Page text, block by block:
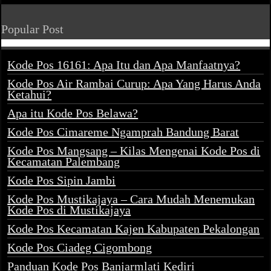
Popular Post
Kode Pos 16161: Apa Itu dan Apa Manfaatnya?
Kode Pos Air Rambai Curup: Apa Yang Harus Anda
Ketahui?
Apa itu Kode Pos Belawa?
Kode Pos Cimareme Ngamprah Bandung Barat
Kode Pos Mangsang – Kilas Mengenai Kode Pos di
Kecamatan Palembang
Kode Pos Sipin Jambi
Kode Pos Mustikajaya – Cara Mudah Menemukan
Kode Pos di Mustikajaya
Kode Pos Kecamatan Kajen Kabupaten Pekalongan
Kode Pos Ciadeg Cigombong
Panduan Kode Pos Banjarmlati Kediri